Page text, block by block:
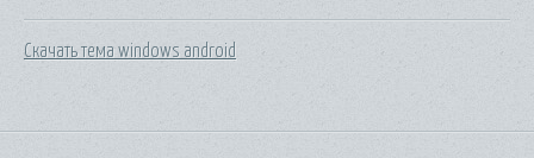
Скачать тема windows android